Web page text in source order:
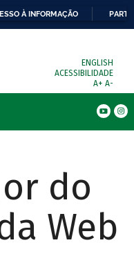
À INFORMAÇÃO
ENGLISH
ACESSIBILIDADE
A+ A-
do
Web